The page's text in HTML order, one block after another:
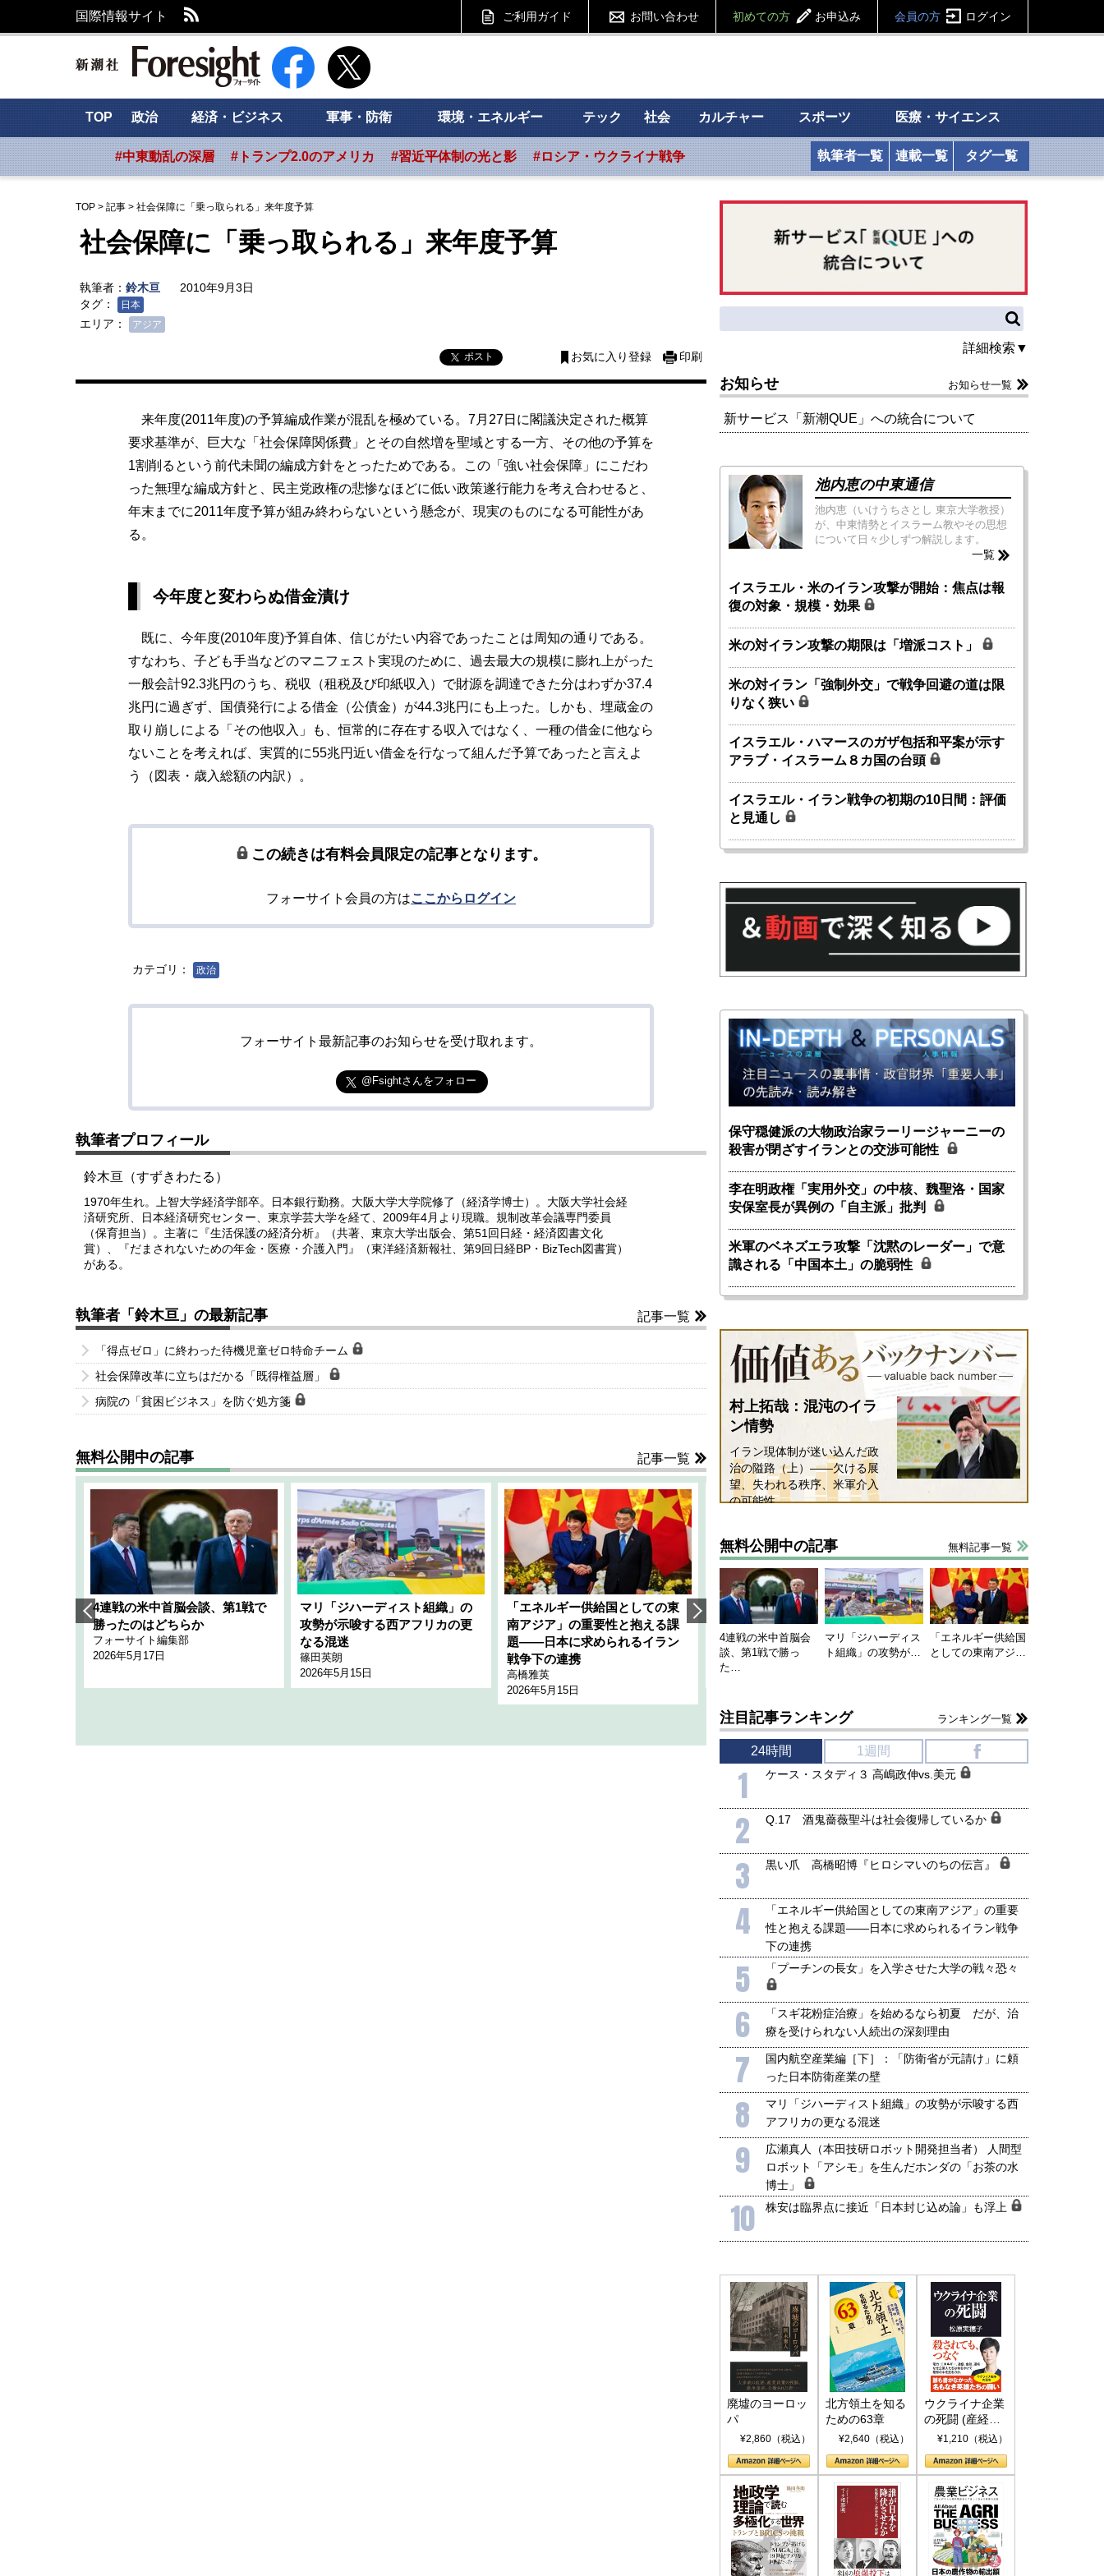
国際情報サイト ご利用ガイド お問い合わせ 初めての方 お申込み 会員の方 ログイン
新潮社 Foresight フォーサイト
TOP 政治 経済・ビジネス 軍事・防衛 環境・エネルギー テック 社会 カルチャー スポーツ 医療・サイエンス
#中東動乱の深層 #トランプ2.0のアメリカ #習近平体制の光と影 #ロシア・ウクライナ戦争 執筆者一覧 連載一覧 タグ一覧
TOP > 記事 > 社会保障に「乗っ取られる」来年度予算
社会保障に「乗っ取られる」来年度予算
執筆者： 鈴木亘
2010年9月3日
タグ：
日本
エリア： アジア
ポスト お気に入り登録 印刷
来年度(2011年度)の予算編成作業が混乱を極めている。7月27日に閣議決定された概算
要求基準が、巨大な「社会保障関係費」とその自然増を聖域とする一方、その他の予算を
1割削るという前代未聞の編成方針をとったためである。この「強い社会保障」にこだわ
った無理な編成方針と、民主党政権の悲惨なほどに低い政策遂行能力を考え合わせると、
年末までに2011年度予算が組み終わらないという懸念が、現実のものになる可能性があ
る。
今年度と変わらぬ借金漬け
既に、今年度(2010年度)予算自体、信じがたい内容であったことは周知の通りである。
すなわち、子ども手当などのマニフェスト実現のために、過去最大の規模に膨れ上がった
一般会計92.3兆円のうち、税収（租税及び印紙収入）で財源を調達できた分はわずか37.4
兆円に過ぎず、国債発行による借金（公債金）が44.3兆円にも上った。しかも、埋蔵金の
取り崩しによる「その他収入」も、恒常的に存在する収入ではなく、一種の借金に他なら
ないことを考えれば、実質的に55兆円近い借金を行なって組んだ予算であったと言えよ
う（図表・歳入総額の内訳）。
この続きは有料会員限定の記事となります。
フォーサイト会員の方はここからログイン
カテゴリ： 政治
フォーサイト最新記事のお知らせを受け取れます。
@Fsightさんをフォロー
執筆者プロフィール
鈴木亘（すずきわたる）
1970年生れ。上智大学経済学部卒。日本銀行勤務。大阪大学大学院修了（経済学博士）。大阪大学社会経
済研究所、日本経済研究センター、東京学芸大学を経て、2009年4月より現職。規制改革会議専門委員
（保育担当）。主著に『生活保護の経済分析』（共著、東京大学出版会、第51回日経・経済図書文化
賞）、『だまされないための年金・医療・介護入門』（東洋経済新報社、第9回日経BP・BizTech図書賞）
がある。
執筆者「鈴木亘」の最新記事 記事一覧
「得点ゼロ」に終わった待機児童ゼロ特命チーム
社会保障改革に立ちはだかる「既得権益層」
病院の「貧困ビジネス」を防ぐ処方箋
無料公開中の記事 記事一覧
4連戦の米中首脳会談、第1戦で
勝ったのはどちらか
フォーサイト編集部
2026年5月17日
マリ「ジハーディスト組織」の
攻勢が示唆する西アフリカの更
なる混迷
篠田英朗
2026年5月15日
「エネルギー供給国としての東
南アジア」の重要性と抱える課
題――日本に求められるイラン
戦争下の連携
高橋雅英
2026年5月15日
韓国にも理解してほしい「極東
1905年体制」における日米韓安
全保障協力の意味
千々和泰明
2026年5月15日
ホルムズ海峡危機で加速したエ
ネルギー転換が「中国依存」に
行き着くリスク
小山堅
詳細検索▼
お知らせ お知らせ一覧
新サービス「新潮QUE」への統合について
池内恵の中東通信
池内恵（いけうちさとし 東京大学教授）
が、中東情勢とイスラーム教やその思想
について日々少しずつ解説します。
一覧
イスラエル・米のイラン攻撃が開始：焦点は報
復の対象・規模・効果
米の対イラン攻撃の期限は「増派コスト」
米の対イラン「強制外交」で戦争回避の道は限
りなく狭い
イスラエル・ハマースのガザ包括和平案が示す
アラブ・イスラーム８カ国の台頭
イスラエル・イラン戦争の初期の10日間：評価
と見通し
保守穏健派の大物政治家ラーリージャーニーの
殺害が閉ざすイランとの交渉可能性
李在明政権「実用外交」の中核、魏聖洛・国家
安保室長が異例の「自主派」批判
米軍のベネズエラ攻撃「沈黙のレーダー」で意
識される「中国本土」の脆弱性
村上拓哉：混沌のイラ
ン情勢
イラン現体制が迷い込んだ政
治の隘路（上）――欠ける展
望、失われる秩序、米軍介入
の可能性
無料公開中の記事 無料記事一覧
4連戦の米中首脳会
談、第1戦で勝っ
た…
マリ「ジハーディス
ト組織」の攻勢が…
「エネルギー供給国
としての東南アジ…
注目記事ランキング ランキング一覧
24時間 1週間
1 ケース・スタディ３ 高嶋政伸vs.美元
2 Q.17 酒鬼薔薇聖斗は社会復帰しているか
3 黒い爪 高橋昭博『ヒロシマいのちの伝言』
4
「エネルギー供給国としての東南アジア」の重要
性と抱える課題――日本に求められるイラン戦争
下の連携
5 「プーチンの長女」を入学させた大学の戦々恐々
6
「スギ花粉症治療」を始めるなら初夏 だが、治
療を受けられない人続出の深刻理由
7
国内航空産業編［下］：「防衛省が元請け」に頼
った日本防衛産業の壁
8
マリ「ジハーディスト組織」の攻勢が示唆する西
アフリカの更なる混迷
9
広瀬真人（本田技研ロボット開発担当者） 人間型
ロボット「アシモ」を生んだホンダの「お茶の水
博士」
10 株安は臨界点に接近「日本封じ込め論」も浮上
廃墟のヨーロッ
パ
¥2,860（税込）
北方領土を知る
ための63章
¥2,640（税込）
ウクライナ企業
の死闘 (産経セ
レクト S 039)
¥1,210（税込）